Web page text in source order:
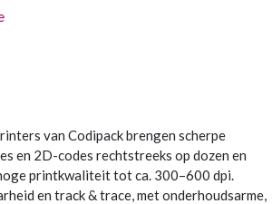
van Codipack brengen scherpe
en 2D-codes rechtstreeks op dozen en
printkwaliteit tot ca. 300–600 dpi.
en track & trace, met onderhoudsarme,